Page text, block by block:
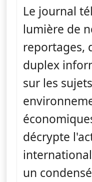
Le journal
lumière de
reportages,
duplex
sur les
décrypte
un